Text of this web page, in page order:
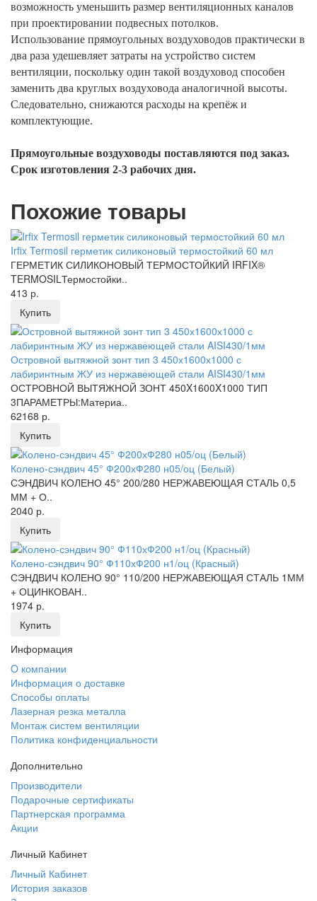
возможность уменьшить размер вентиляционных каналов
при проектировании подвесных потолков.
Использование прямоугольных воздуховодов практически в
два раза удешевляет затраты на устройство систем
вентиляции, поскольку один такой воздуховод способен
заменить два круглых воздуховода аналогичной высоты.
Следовательно, снижаются расходы на крепёж и
комплектующие.
Прямоугольные воздуховоды поставляются под заказ.
Срок изготовления 2-3 рабочих дня.
Похожие товары
Irfix Termosil герметик силиконовый термостойкий 60 мл
ГЕРМЕТИК СИЛИКОНОВЫЙ ТЕРМОСТОЙКИЙ IRFIX®
TERMOSILТермостойки..
413 р.
Купить
Островной вытяжной зонт тип 3 450х1600х1000 с
лабиринтным ЖУ из нержавеющей стали AISI430/1мм
ОСТРОВНОЙ ВЫТЯЖНОЙ ЗОНТ 450X1600X1000 ТИП
3ПАРАМЕТРЫ:Материа..
62168 р.
Купить
Колено-сэндвич 45° Ф200хФ280 н05/оц (Белый)
СЭНДВИЧ КОЛЕНО 45° 200/280 НЕРЖАВЕЮЩАЯ СТАЛЬ 0,5
ММ + О..
2040 р.
Купить
Колено-сэндвич 90° Ф110хФ200 н1/оц (Красный)
СЭНДВИЧ КОЛЕНО 90° 110/200 НЕРЖАВЕЮЩАЯ СТАЛЬ 1ММ
+ ОЦИНКОВАН..
1974 р.
Купить
Информация
O компании
Информация о доставке
Способы оплаты
Лазерная резка металла
Монтаж систем вентиляции
Политика конфиденциальности
Дополнительно
Производители
Подарочные сертификаты
Партнерская программа
Акции
Личный Кабинет
Личный Кабинет
История заказов